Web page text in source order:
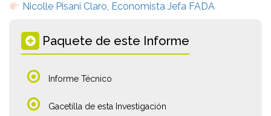
Nicolle Pisani Claro, Economista Jefa FADA
Paquete de este Informe
Informe Técnico
Gacetilla de esta Investigación